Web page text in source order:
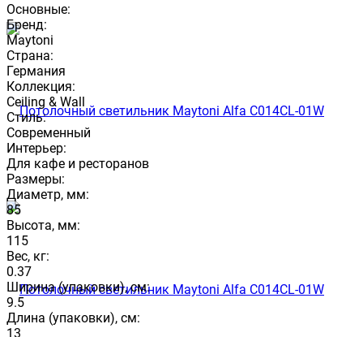
Основные:
Бренд:
Maytoni
Страна:
Германия
Коллекция:
Ceiling & Wall
Стиль:
Современный
Интерьер:
Для кафе и ресторанов
Размеры:
Диаметр, мм:
85
Высота, мм:
115
Вес, кг:
0.37
Ширина (упаковки), см:
9.5
Длина (упаковки), см:
13